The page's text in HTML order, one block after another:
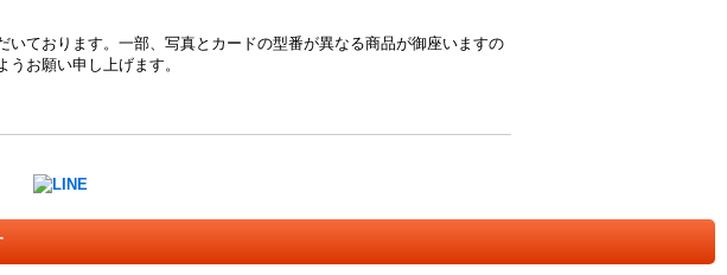
ております。一部、写真とカードの型番が異なる商品が御座いますの
お願い申し上げます。